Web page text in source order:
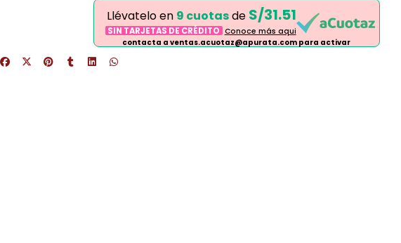
Llévatelo en 9 cuotasde S/31.51
SIN TARJETAS DE CRÉDITO Conoce más aqui
contacta a ventas.acuotaz@apurata.com para activar